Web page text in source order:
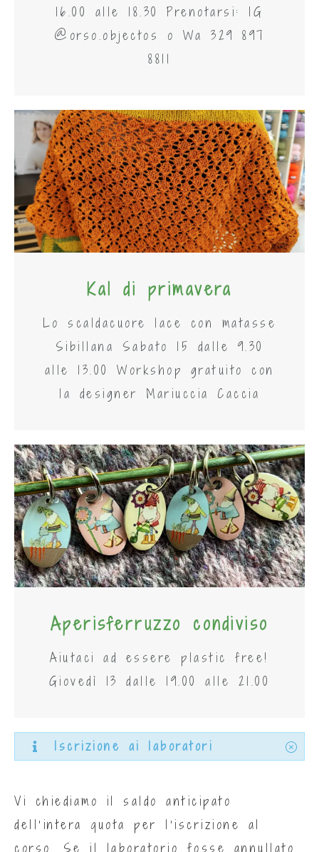
16.00 alle 18.30 Prenotarsi: IG
@orso.objectos o Wa 329 897
8811
Kal di primavera
Lo scaldacuore lace con matasse
Sibillana Sabato 15 dalle 9.30
alle 13.00 Workshop gratuito con
la designer Mariuccia Caccia
Aperisferruzzo condiviso
Aiutaci ad essere plastic free!
Giovedì 13 dalle 19.00 alle 21.00
Iscrizione ai laboratori
Vi chiediamo il saldo anticipato
dell’intera quota per l’iscrizione al
corso. Se il laboratorio fosse annullato